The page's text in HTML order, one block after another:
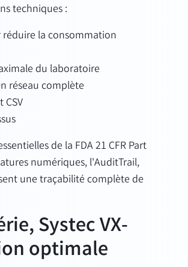
techniques :
réduire la consommation
du laboratoire
réseau complète
de la FDA 21 CFR Part
numériques, l'AuditTrail,
une traçabilité complète de
Systec VX-
optimale